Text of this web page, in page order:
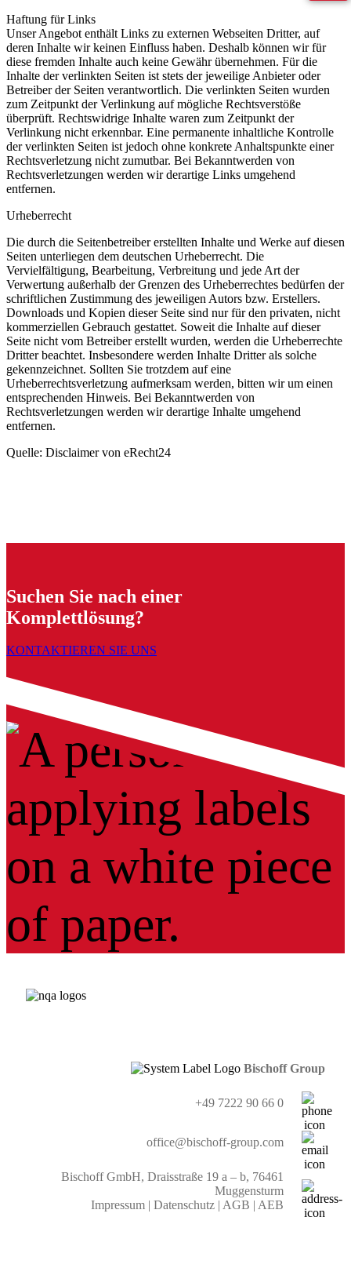
Haftung für Links
Unser Angebot enthält Links zu externen Webseiten Dritter, auf
deren Inhalte wir keinen Einfluss haben. Deshalb können wir für
diese fremden Inhalte auch keine Gewähr übernehmen. Für die
Inhalte der verlinkten Seiten ist stets der jeweilige Anbieter oder
Betreiber der Seiten verantwortlich. Die verlinkten Seiten wurden
zum Zeitpunkt der Verlinkung auf mögliche Rechtsverstöße
überprüft. Rechtswidrige Inhalte waren zum Zeitpunkt der
Verlinkung nicht erkennbar. Eine permanente inhaltliche Kontrolle
der verlinkten Seiten ist jedoch ohne konkrete Anhaltspunkte einer
Rechtsverletzung nicht zumutbar. Bei Bekanntwerden von
Rechtsverletzungen werden wir derartige Links umgehend
entfernen.
Urheberrecht
Die durch die Seitenbetreiber erstellten Inhalte und Werke auf diesen
Seiten unterliegen dem deutschen Urheberrecht. Die
Vervielfältigung, Bearbeitung, Verbreitung und jede Art der
Verwertung außerhalb der Grenzen des Urheberrechtes bedürfen der
schriftlichen Zustimmung des jeweiligen Autors bzw. Erstellers.
Downloads und Kopien dieser Seite sind nur für den privaten, nicht
kommerziellen Gebrauch gestattet. Soweit die Inhalte auf dieser
Seite nicht vom Betreiber erstellt wurden, werden die Urheberrechte
Dritter beachtet. Insbesondere werden Inhalte Dritter als solche
gekennzeichnet. Sollten Sie trotzdem auf eine
Urheberrechtsverletzung aufmerksam werden, bitten wir um einen
entsprechenden Hinweis. Bei Bekanntwerden von
Rechtsverletzungen werden wir derartige Inhalte umgehend
entfernen.
Quelle: Disclaimer von eRecht24
Suchen Sie nach einer
Komplettlösung?
KONTAKTIEREN SIE UNS
Bischoff Group
+49 7222 90 66 0
office@bischoff-group.com
Bischoff GmbH, Draisstraße 19 a – b, 76461
Muggensturm
Impressum | Datenschutz | AGB | AEB